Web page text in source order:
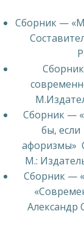
Сборник —
Сборник —
бы,
афоризмы»
М.:
Сборник —
Александр